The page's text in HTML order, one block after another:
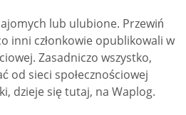
lub ulubione. Przewiń
inni członkowie opublikowali w
Zasadniczo wszystko,
od sieci społecznościowej
dzieje się tutaj, na Waplog.